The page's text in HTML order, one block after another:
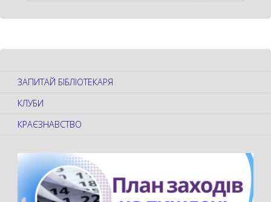
ЗАПИТАЙ БІБЛІОТЕКАРЯ
КЛУБИ
КРАЄЗНАВСТВО